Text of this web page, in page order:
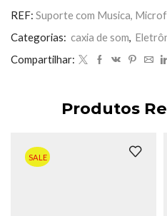
e
BT
quantidade
REF: Suporte com Musica,
Categorias: caxia de som,
Compartilhar:
Produtos
SALE